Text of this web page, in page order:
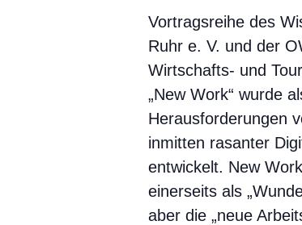
Vortragsreihe des
Ruhr e. V. und der
Wirtschafts- und
„New Work“ wurde
Herausforderungen
inmitten rasanter
entwickelt. New
einerseits als
aber die „neue